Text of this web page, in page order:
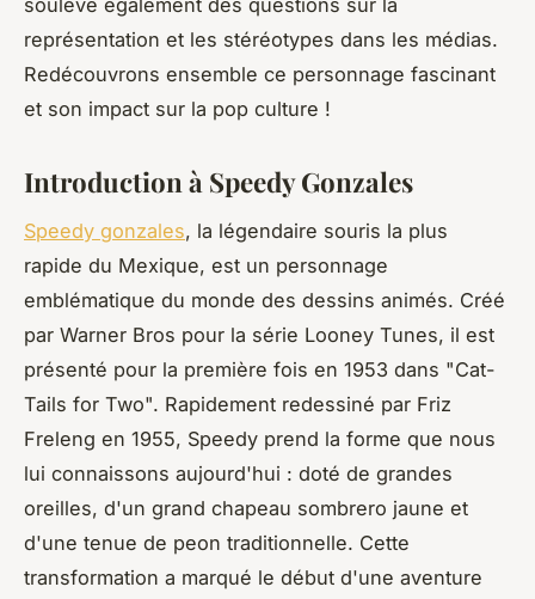
soulève également des questions sur la
représentation et les stéréotypes dans les médias.
Redécouvrons ensemble ce personnage fascinant
et son impact sur la pop culture !
Introduction à Speedy Gonzales
Speedy gonzales, la légendaire souris la plus
rapide du Mexique, est un personnage
emblématique du monde des dessins animés. Créé
par Warner Bros pour la série Looney Tunes, il est
présenté pour la première fois en 1953 dans "Cat-
Tails for Two". Rapidement redessiné par Friz
Freleng en 1955, Speedy prend la forme que nous
lui connaissons aujourd'hui : doté de grandes
oreilles, d'un grand chapeau sombrero jaune et
d'une tenue de peon traditionnelle. Cette
transformation a marqué le début d'une aventure